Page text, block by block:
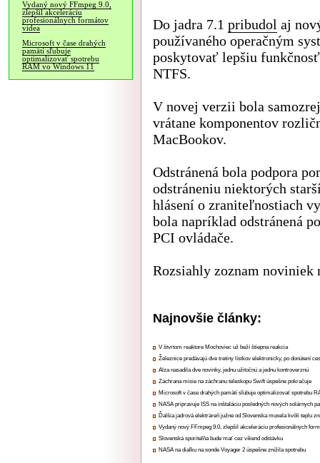
Vydaný nový FFmpeg 9.0,
zlepšil akceleráciu
profesionálnych formátov
videa
Microsoft v čase drahých
pamätí sľubuje
optimalizovať spotrebu
RAM vo Windows 11
Do jadra 7.1 pribudol aj
používaného operačným
poskytovať lepšiu
NTFS.
V novej verzii bola
vrátane komponentov
MacBookov.
Odstránená bola podpora
odstráneniu niektorých
hlásení o zraniteľnostiach
bola napríklad odstránená
PCI ovládače.
Rozsiahly zoznam
Najnovšie články:
V štvrtom reaktore Mochoviec už beží štiepna reakcia
Železnice predávajú dve tretiny lístkov elektronicky, po donútení
Alza nasadila dve novinky, jednu užitočnú a jednu kontroverznú
Záchrana misie na záchranu teleskopu Swift úspešne pokračuje
Microsoft v čase drahých pamätí sľubuje optimalizovať spotrebu
NASA pripravuje ISS na inštaláciu posledných nových solárnych
Ďalšia jadrová elektráreň južne od Slovenska musela kvôli teplu
Vydaný nový FFmpeg 9.0, zlepšil akceleráciu profesionálnych
Slovenská sporiteľňa bude mať cez víkend odstávku
NASA na diaľku na sonde Voyager 2 úspešne znížila spotrebu